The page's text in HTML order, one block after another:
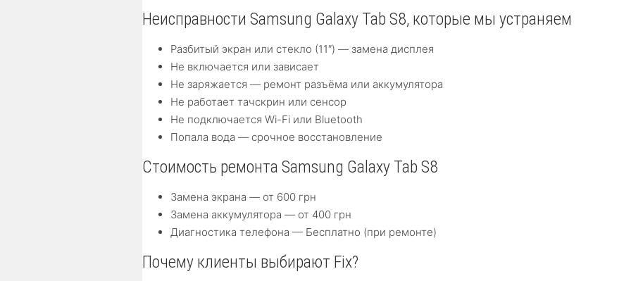
Неисправности Samsung Galaxy Tab S8, которые мы устраняем
Разбитый экран или стекло (11″) — замена дисплея
Не включается или зависает
Не заряжается — ремонт разъёма или аккумулятора
Не работает тачскрин или сенсор
Не подключается Wi-Fi или Bluetooth
Попала вода — срочное восстановление
Стоимость ремонта Samsung Galaxy Tab S8
Замена экрана — от 600 грн
Замена аккумулятора — от 400 грн
Диагностика телефона — Бесплатно (при ремонте)
Почему клиенты выбирают Fix?